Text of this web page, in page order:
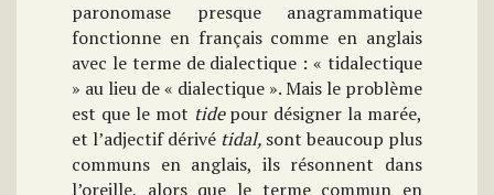
paronomase presque anagrammatique
fonctionne en français comme en anglais
avec le terme de dialectique : « tidalectique
» au lieu de « dialectique ». Mais le problème
est que le mot tidepour désigner la marée,
et l’adjectif dérivé tidal, sont beaucoup plus
communs en anglais, ils résonnent dans
l’oreille, alors que le terme commun en